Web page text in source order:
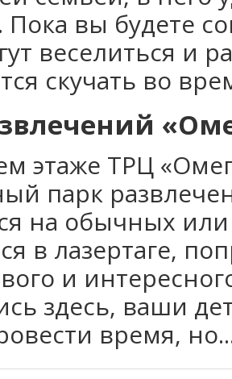
Пока вы будете
веселиться и
скучать во
этаже ТРЦ
парк
на обычных
в лазертаге,
и
здесь, ваши
время,